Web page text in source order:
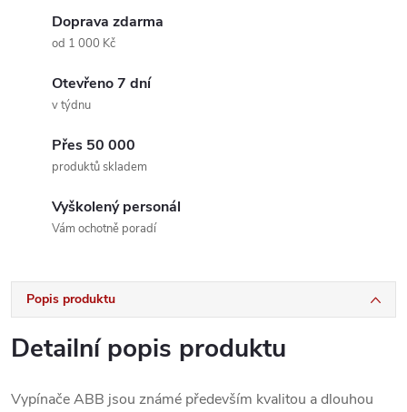
Doprava zdarma
od 1 000 Kč
Otevřeno 7 dní
v týdnu
Přes 50 000
produktů skladem
Vyškolený personál
Vám ochotně poradí
Popis produktu
Detailní popis produktu
Vypínače ABB jsou známé především kvalitou a dlouhou